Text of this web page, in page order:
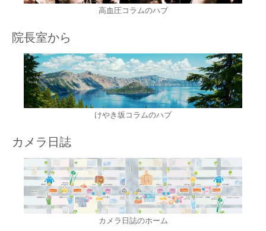
高血圧コラムのハブ
院長室から
けやき坂コラムのハブ
カメラ日誌
カメラ日誌のホーム